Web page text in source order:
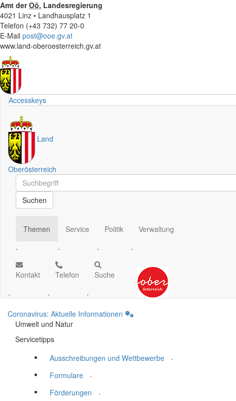
Amt derOö. Landesregierung
4021 Linz • Landhausplatz 1
Telefon (+43 732) 77 20-0
E-Mail post@ooe.gv.at
www.land-oberoesterreich.gv.at
Accesskeys
Land
Oberösterreich
Schnellsuche
Schnellsuche
Suchen
Themen
.
Service
.
Politik
.
Verwaltung
.
Kontakt
.
Telefon
.
Suche
.
Coronavirus: Aktuelle Informationen
Umwelt und Natur
Servicetipps
Ausschreibungen und Wettbewerbe
.
Formulare
.
Förderungen
.